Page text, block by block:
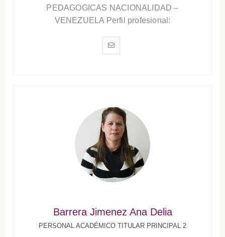
PEDAGOGICAS NACIONALIDAD –
VENEZUELA Perfil profesional:
Barrera Jimenez Ana Delia
PERSONAL ACADÉMICO TITULAR PRINCIPAL 2